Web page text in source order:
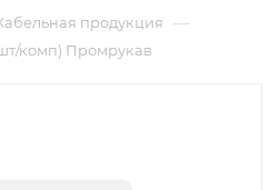
продукция —
комп) Промрукав